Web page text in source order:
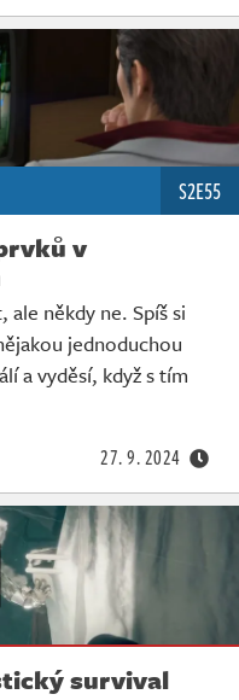
S2E55
v
ale někdy ne. Spíš si
jednoduchou
a vyděsí, když s tím
27. 9. 2024
survival